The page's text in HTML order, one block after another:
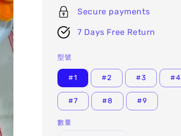
Secure payments
7 Days Free Return
型號
#1 #2 #3 #4
#7 #8 #9
數量